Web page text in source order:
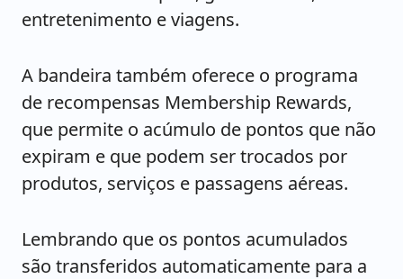
entretenimento e viagens.
A bandeira também oferece o programa
de recompensas Membership Rewards,
que permite o acúmulo de pontos que não
expiram e que podem ser trocados por
produtos, serviços e passagens aéreas.
Lembrando que os pontos acumulados
são transferidos automaticamente para a